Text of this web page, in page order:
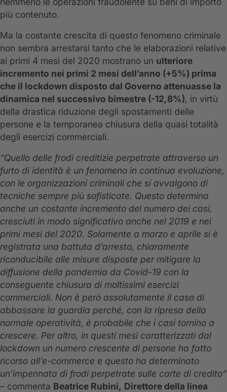
più contenuto.
Ma la costante crescita di questo fenomeno criminale
non sembra arrestarsi tanto che le elaborazioni relative
ai primi 4 mesi del 2020 mostrano un ulteriore
incremento nei primi 2 mesi dell’anno (+5%) prima
che il lockdown disposto dal Governo attenuasse la
dinamica nel successivo bimestre (-12,8%), in virtù
della drastica riduzione degli spostamenti delle
persone e la temporanea chiusura della quasi totalità
degli esercizi commerciali.
“Quello delle frodi creditizie perpetrate attraverso un
furto di identità è un fenomeno in continua evoluzione,
con le organizzazioni criminali che si avvalgono di
tecniche sempre più sofisticate. Questo determina
anche un costante incremento del numero dei casi,
cresciuti in modo significativo anche nel 2019 e nei
primi mesi del 2020. Solamente a marzo e aprile si è
registrata una battuta d’arresto, chiaramente
riconducibile alle misure disposte per mitigare la
diffusione della pandemia da Covid-19 con la
conseguente chiusura di moltissimi esercizi
commerciali. Non è però assolutamente il caso di
abbassare la guardia perché, con la ripresa della
normale operatività, è probabile che i casi tornino a
crescere. Per altro, in questi mesi caratterizzati dal
lockdown un numero crescente di persone ha fatto
ricorso all’e-commerce e questo ha determinato
un’impennata di frodi perpetrate sulle carte di credito”
– commenta Beatrice Rubini, Direttore della linea